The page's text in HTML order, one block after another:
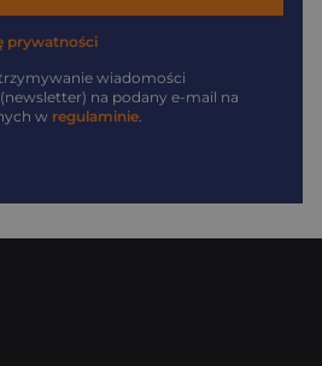
prywatności
wiadomości
na podany e-mail na
w regulaminie.